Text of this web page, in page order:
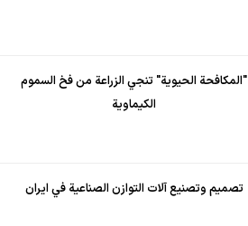
"المكافحة الحيوية" تنجي الزراعة من فخ السموم
الكيماوية
تصميم وتصنيع آلات التوازن الصناعية في ايران